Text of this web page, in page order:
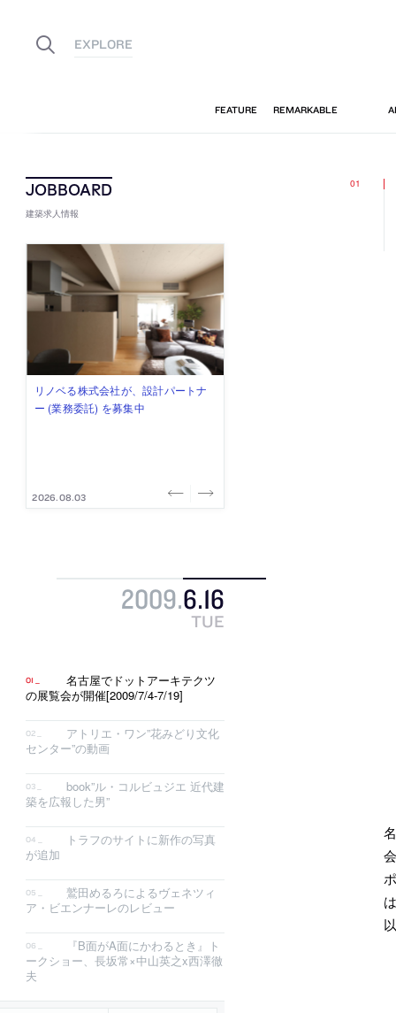
建築求人情報
古民家を軸に全国で“価値循環の仕組
み”を作り、リモートワーク主体の働
2026.08.03
リノベる株式会社が、設計パートナ
ー (業務委託) を募集中
2026.08.03
社会への影響力のある建築を手掛
け、スタッフ同士で助け合う環境づ
2026.07.31
代官山を拠点に活動する「梅澤竜也 /
ALA INC.」が、設計スタッフ・アル
2026.07.30
住宅や共同住宅などを手掛け、“合理
的でシンプルなデザイン”を志向する
2026.07.29
2009.6.16
TUE
名古屋でドットアーキテクツ
の展覧会が開催[2009/7/4-7/19]
アトリエ・ワン”花みどり文化
センター”の動画
book”ル・コルビュジエ 近代建
築を広報した男”
トラフのサイトに新作の写真
が追加
鷲田めるろによるヴェネツィ
ア・ビエンナーレのレビュー
『B面がA面にかわるとき』ト
ークショー、長坂常×中山英之x西澤徹
夫